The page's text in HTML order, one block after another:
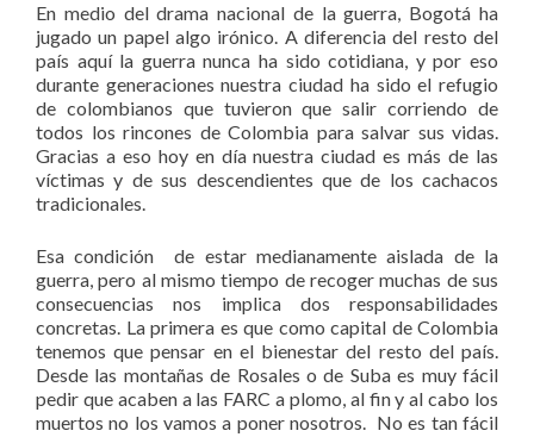
En medio del drama nacional de la guerra, Bogotá ha
jugado un papel algo irónico. A diferencia del resto del
país aquí la guerra nunca ha sido cotidiana, y por eso
durante generaciones nuestra ciudad ha sido el refugio
de colombianos que tuvieron que salir corriendo de
todos los rincones de Colombia para salvar sus vidas.
Gracias a eso hoy en día nuestra ciudad es más de las
víctimas y de sus descendientes que de los cachacos
tradicionales.
Esa condición de estar medianamente aislada de la
guerra, pero al mismo tiempo de recoger muchas de sus
consecuencias nos implica dos responsabilidades
concretas. La primera es que como capital de Colombia
tenemos que pensar en el bienestar del resto del país.
Desde las montañas de Rosales o de Suba es muy fácil
pedir que acaben a las FARC a plomo, al fin y al cabo los
muertos no los vamos a poner nosotros. No es tan fácil